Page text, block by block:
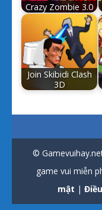
Crazy Zombie 3.0
Join Skibidi Clash
3D
©
game vui miễn
mật |